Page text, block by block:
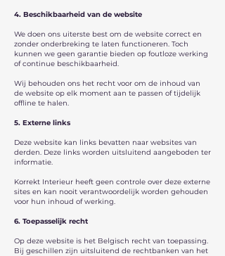
4. Beschikbaarheid van de website
We doen ons uiterste best om de website correct en
zonder onderbreking te laten functioneren. Toch
kunnen we geen garantie bieden op foutloze werking
of continue beschikbaarheid.
Wij behouden ons het recht voor om de inhoud van
de website op elk moment aan te passen of tijdelijk
offline te halen.
5. Externe links
Deze website kan links bevatten naar websites van
derden. Deze links worden uitsluitend aangeboden ter
informatie.
Korrekt Interieur heeft geen controle over deze externe
sites en kan nooit verantwoordelijk worden gehouden
voor hun inhoud of werking.
6. Toepasselijk recht
Op deze website is het Belgisch recht van toepassing.
Bij geschillen zijn uitsluitend de rechtbanken van het